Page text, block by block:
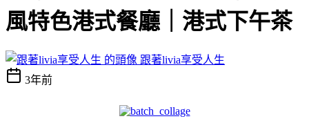
風特色港式餐廳｜港式下午茶
跟著livia享受人生
3年前